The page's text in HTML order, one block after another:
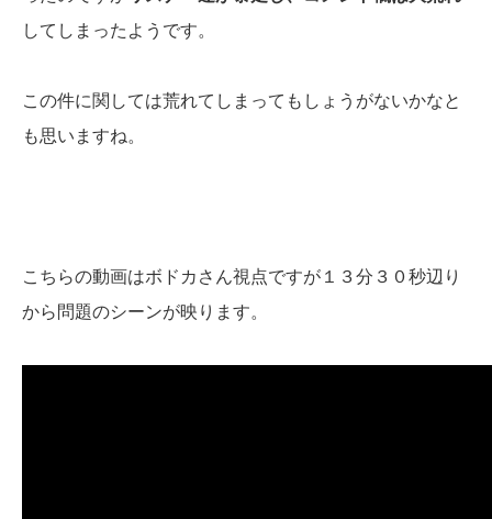
してしまったようです。
この件に関しては荒れてしまってもしょうがないかなと
も思いますね。
こちらの動画はボドカさん視点ですが１３分３０秒辺り
から問題のシーンが映ります。